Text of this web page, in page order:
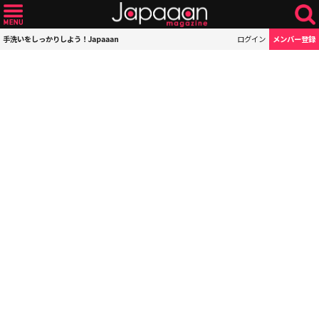
手洗いをしっかりしよう！Japaaan ログイン メンバー登録